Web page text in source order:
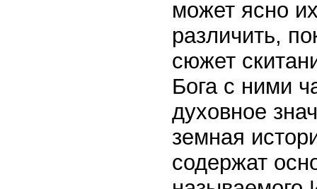
может ясно
различить,
сюжет
Бога с ними
духовное
земная
содержат